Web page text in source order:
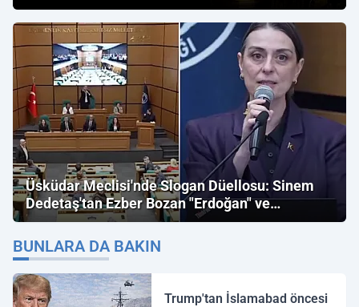
Üsküdar Meclisi'nde Slogan Düellosu: Sinem
Dedetaş'tan Ezber Bozan "Erdoğan" ve
"İmamoğlu" Çıkışı!
BUNLARA DA BAKIN
Trump'tan İslamabad öncesi